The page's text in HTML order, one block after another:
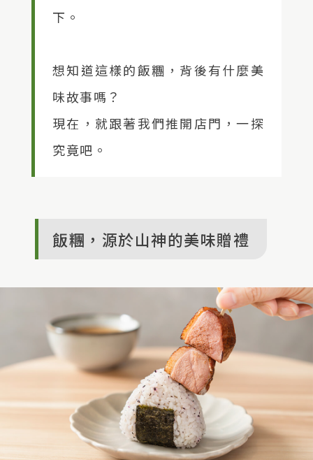
下。
想知道這樣的飯糰，背後有什麼美
味故事嗎？
現在，就跟著我們推開店門，一探
究竟吧。
飯糰，源於山神的美味贈禮